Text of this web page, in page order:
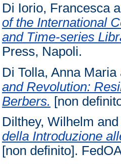
Di Iorio, Francesca
of the International
and Time-series
Press, Napoli.
Di Tolla, Anna Maria
and Revolution:
Berbers. [non
Dilthey, Wilhelm
della Introduzione
[non definito].